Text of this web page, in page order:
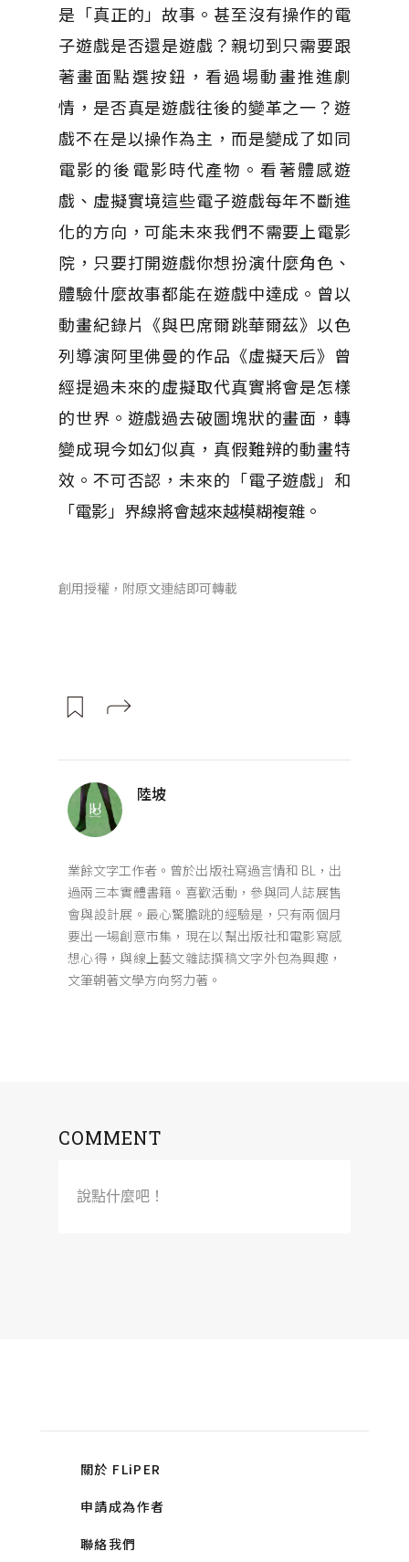
是「真正的」故事。甚至沒有操作的電
子遊戲是否還是遊戲？親切到只需要跟
著畫面點選按鈕，看過場動畫推進劇
情，是否真是遊戲往後的變革之一？遊
戲不在是以操作為主，而是變成了如同
電影的後電影時代產物。看著體感遊
戲、虛擬實境這些電子遊戲每年不斷進
化的方向，可能未來我們不需要上電影
院，只要打開遊戲你想扮演什麼角色、
體驗什麼故事都能在遊戲中達成。曾以
動畫紀錄片《與巴席爾跳華爾茲》以色
列導演阿里佛曼的作品《虛擬天后》曾
經提過未來的虛擬取代真實將會是怎樣
的世界。遊戲過去破圖塊狀的畫面，轉
變成現今如幻似真，真假難辨的動畫特
效。不可否認，未來的「電子遊戲」和
「電影」界線將會越來越模糊複雜。
創用授權，附原文連結即可轉載
陸坡
業餘文字工作者。曾於出版社寫過言情和 BL，出
過兩三本實體書籍。喜歡活動，參與同人誌展售
會與設計展。最心驚膽跳的經驗是，只有兩個月
要出一場創意市集，現在以幫出版社和電影寫感
想心得，與線上藝文雜誌撰稿文字外包為興趣，
文筆朝著文學方向努力著。
COMMENT
說點什麼吧！
關於 FLiPER
申請成為作者
聯絡我們